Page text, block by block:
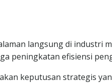
langsung di industri
peningkatan efisiensi
keputusan strategis